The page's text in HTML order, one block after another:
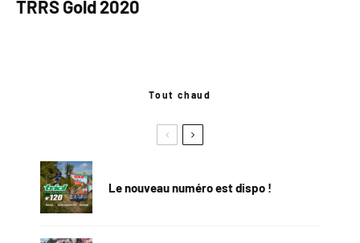
TRRS Gold 2020
Tout chaud
Le nouveau numéro est dispo !